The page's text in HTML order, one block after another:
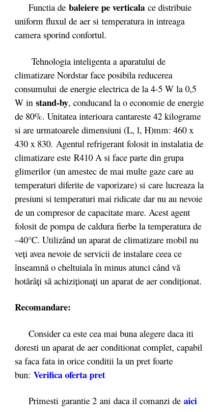
Functia de baleiere pe verticala ce distribuie
uniform fluxul de aer si temperatura in intreaga
camera sporind confortul.
Tehnologia inteligenta a aparatului de
climatizare Nordstar face posibila reducerea
consumului de energie electrica de la 4-5 W la 0,5
W in stand-by, conducand la o economie de energie
de 80%. Unitatea interioara cantareste 42 kilograme
si are urmatoarele dimensiuni (L, l, H)mm: 460 x
430 x 830. Agentul refrigerant folosit in instalatia de
climatizare este R410 A si face parte din grupa
glimerilor (un amestec de mai multe gaze care au
temperaturi diferite de vaporizare) si care lucreaza la
presiuni si temperaturi mai ridicate dar nu au nevoie
de un compresor de capacitate mare. Acest agent
folosit de pompa de caldura fierbe la temperatura de
–40°C. Utilizând un aparat de climatizare mobil nu
veți avea nevoie de servicii de instalare ceea ce
înseamnă o cheltuiala în minus atunci când vă
hotărâți să achiziționați un aparat de aer condiționat.
Recomandare:
Consider ca este cea mai buna alegere daca iti
doresti un aparat de aer conditionat complet, capabil
sa faca fata in orice conditii la un pret foarte
bun: Verifica oferta pret
Primesti garantie 2 ani daca il comanzi de aici